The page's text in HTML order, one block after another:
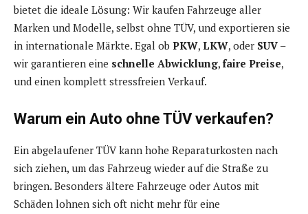
bietet die ideale Lösung: Wir kaufen Fahrzeuge aller
Marken und Modelle, selbst ohne TÜV, und exportieren sie
in internationale Märkte. Egal ob PKW, LKW, oder SUV –
wir garantieren eine schnelle Abwicklung, faire Preise,
und einen komplett stressfreien Verkauf.
Warum ein Auto ohne TÜV verkaufen?
Ein abgelaufener TÜV kann hohe Reparaturkosten nach
sich ziehen, um das Fahrzeug wieder auf die Straße zu
bringen. Besonders ältere Fahrzeuge oder Autos mit
Schäden lohnen sich oft nicht mehr für eine